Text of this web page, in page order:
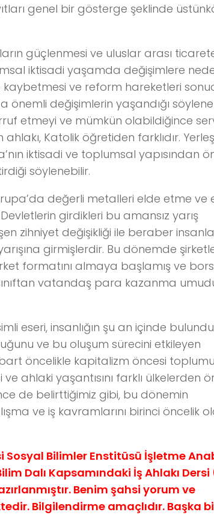
genel bir gösterge şeklinde
güçlenmesi ve uluslar arası
iktisadi yaşamda değişimlere
kaybetmesi ve reform hareketleri
önemli değişimlerin yaşandığı
etmeyi ve mümkün olabildiğince
Katolik öğretiden farklıdır.
iktisadi ve toplumsal yapısından
söylenebilir.
değerli metalleri elde etme ve
Devletlerin girdikleri bu amansız yarış
zihniyet değişikliği ile beraber
girmişlerdir. Bu dönemde
formatını almaya başlamış ve
vatandaş para kazanma
eseri, insanlığın şu an içinde
ve bu oluşum sürecini etkileyen
öncelikle kapitalizm öncesi toplumu
ahlaki yaşantısını farklı ülkelerden
de belirttiğimiz gibi, bu dönemin
ve iş kavramlarını birinci öncelik
Sosyal Bilimler Enstitüsü İşletme
Dalı Kapsamındaki İş Ahlakı Dersi
Benim şahsi yorum ve
Bilgilendirme amaçlıdır. Başka